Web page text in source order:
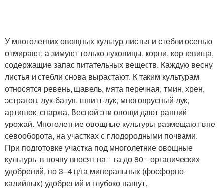
У многолетних овощных культур листья и стебли осенью
отмирают, а зимуют только луковицы, корни, корневища,
содержащие запас питательных веществ. Каждую весну
листья и стебли снова вырастают. К таким культурам
относятся ревень, щавель, мята перечная, тмин, хрен,
эстрагон, лук‑батун, шнитт‑лук, многоярусный лук,
артишок, спаржа. Весной эти овощи дают ранний
урожай. Многолетние овощные культуры размещают вне
севооборота, на участках с плодородными почвами.
При подготовке участка под многолетние овощные
культуры в почву вносят на 1 га до 80 т органических
удобрений, по 3–4 ц/га минеральных (фосфорно-
калийных) удобрений и глубоко пашут.